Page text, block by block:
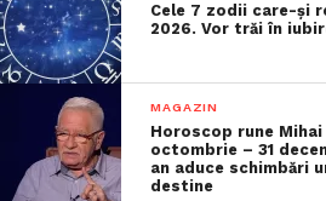
Cele 7 zodii care-și
2026. Vor trăi în
MAGAZIN
Horoscop rune
octombrie – 31
an aduce schimbări
destine